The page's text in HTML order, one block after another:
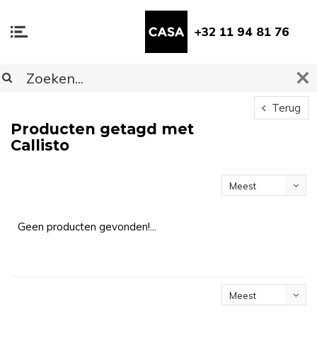
+32 11 94 81 76
Terug
Producten getagd met
Callisto
Meest
Geen producten gevonden!...
Meest